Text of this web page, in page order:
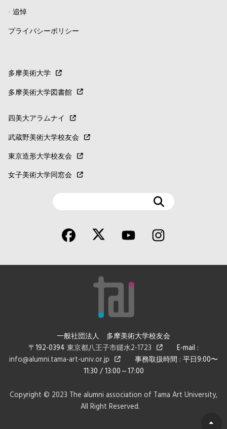
- 追悼
プライバシーポリシー
多摩美術大学
多摩美術大学図書館
四美大アラムナイ
武蔵野美術大学校友会
東京造形大学校友会
女子美術大学同窓会
一般社団法人 多摩美術大学校友会
〒192-0394 東京都八王子市鑓水2-1723
E-mail :
info@alumni.tama-art-univ.or.jp
事務取扱時間 : 平日9:00〜
11:30 / 13:00～17:00
Copyright © 2023 The alumni association of Tama Art University,
All Right Reserved.